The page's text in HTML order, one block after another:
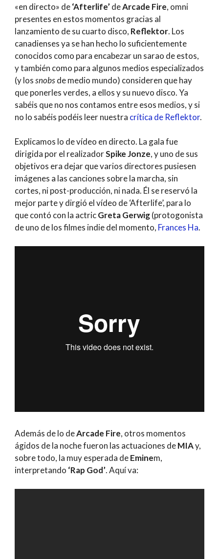
«en directo» de‘Afterlife’deArcade Fire, omni
presentes en estos momentos gracias al
lanzamiento de su cuarto disco, Reflektor. Los
canadienses ya se han hecho lo suficientemente
conocidos como para encabezar un sarao de estos,
y también como para algunos medios especializados
(y lossnobsde medio mundo) consideren que hay
que ponerles verdes, a ellos y su nuevo disco. Ya
sabéis que no nos contamos entre esos medios, y si
no lo sabéis podéis leer nuestra crítica de Reflektor.
Explicamos lo de vídeo en directo. La gala fue
dirigida por el realizadorSpike Jonze, y uno de sus
objetivos era dejar que varios directores pusiesen
imágenes a las canciones sobre la marcha, sin
cortes, ni post-producción, ni nada. Él se reservó la
mejor parte y dirgió el vídeo de ‘Afterlife’, para lo
que contó con la actricGreta Gerwig(protogonista
de uno de los filmes indie del momento, Frances Ha.
Además de lo deArcade Fire, otros momentos
ágidos de la noche fueron las actuaciones deMIAy,
sobre todo, la muy esperada deEminem,
interpretando ‘Rap God’. Aquí va: